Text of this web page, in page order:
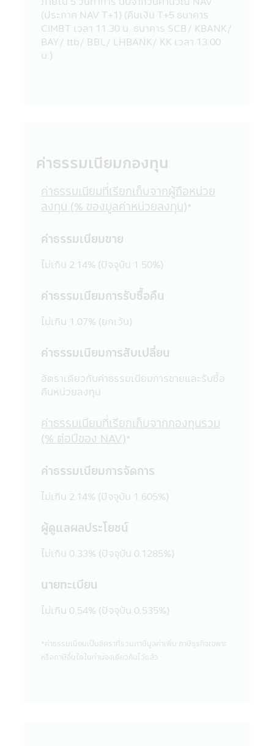
แอปพลิเคชันผ่านโทรศัพท์มือถือที่ร่วมกิจกรรม
กับบริษัท
18. บริษัทจัดการขอสงวนสิทธิ์ของข้อมูลใดๆ
ในแอปพลิเคชันผ่านโทรศัพท์มือถือนี้ โดยห้ามมิ
เสียหายทุกกรณี อันเกิดขึ้นจากการที่บุคคลอื่น
กระทำโดยเจตนา หรือโดยมิได้รับอนุญาตจาก
บริษัทจัดการ แก้ไข เปลี่ยนแปลง รายงาน
ข้อความ ข้อมูล เอกสาร หรือสื่อใดๆ ใน
แอปพลิเคชันผ่านโทรศัพท์มือถือนี้ และรายงาน
แอปพลิเคชันผ่านโทรศัพท์มือถือนี้ได้เผยแพร่
ทั่วไปในประการที่อาจจะทำให้เกิดความเข้าใจ
หรือชื่อเสียงของบริษัทจัดการ หรือ บุคคลอื่น
ข้อมูล เอกสาร หรือสื่อใดๆ ในแอปพลิเคชันผ่าน
หรือโดยมิได้รับอนุญาตจากบริษัทจัดการก่อน
หรือชื่อเสียงของบริษัทจัดการ หรือบุคคลอื่น
เป็นการกระทำที่ผิดกฎหมายและความผิดที่เป็น
ทำความผิดเกี่ยวกับคอมพิวเตอร์ ซึ่งผู้กระทำดัง
กล่าวนอกจากจะต้องรับผิดชอบต่อความเสีย
หายในทางแพ่งแล้ว อาจต้องรับโทษในทาง
20. เว็บไซต์ต่างๆ ทั้งในประเทศและต่าง
มือถือนี้ บริษัทจัดการได้จัดรวบรวมขึ้นเพื่อ
นั้นการที่เว็บไซต์ดังกล่าวเสนอข้อมูล ความรู้
แนวคิด หรือเสนอการให้บริการ หรือการเสนอ
ขายสินค้าต่างๆ ที่มีอยู่ในเว็บไซต์ดังกล่าวต่อผู้ที่
ประเทศบางแห่งในปัจจุบันอาจจะยังไม่สามารถ
ให้บริการ หรือเสนอขายสินค้าต่างๆ ใน
ประเทศไทยได้ ผู้เข้าชม หรือรับบริการหรือซื้อ
สินค้าจากเว็บไซต์ดังกล่าวควรต้องศึกษา และ
บริการซื้อสินค้า หรือดำเนินการใดๆ บริษัท
จัดการไม่เกี่ยวข้องกับข้อมูล หรือการเสนอให้
(ประกาศ NAV T+1) (คืนเงิน T+5 ธนาคาร
CIMBT เวลา 11.30 น. ธนาคาร SCB/ KBANK/
BAY/ ttb/ BBL/ LHBANK/ KK เวลา 13.00
น.)
ค่าธรรมเนียมกองทุน
ค่าธรรมเนียมที่เรียกเก็บจากผู้ถือหน่วย
ลงทุน (% ของมูลค่าหน่วยลงทุน)*
ค่าธรรมเนียมขาย
ไม่เกิน 2.14% (ปัจจุบัน 1.50%)
ค่าธรรมเนียมการรับซื้อคืน
ไม่เกิน 1.07% (ยกเว้น)
ค่าธรรมเนียมการสับเปลี่ยน
อัตราเดียวกับค่าธรรมเนียมการขายและรับซื้อ
คืนหน่วยลงทุน
ค่าธรรมเนียมที่เรียกเก็บจากกองทุนรวม
(% ต่อปีของ NAV)*
ค่าธรรมเนียมการจัดการ
ไม่เกิน 2.14% (ปัจจุบัน 1.605%)
ผู้ดูแลผลประโยชน์
ไม่เกิน 0.33% (ปัจจุบัน 0.1285%)
นายทะเบียน
ไม่เกิน 0.54% (ปัจจุบัน 0.535%)
*ค่าธรรมเนียมเป็นอัตราที่รวมภาษีมูลค่าเพิ่ม ภาษีธุรกิจเฉพาะ
หรือภาษีอื่นใดในทํานองเดียวกันไว้แล้ว